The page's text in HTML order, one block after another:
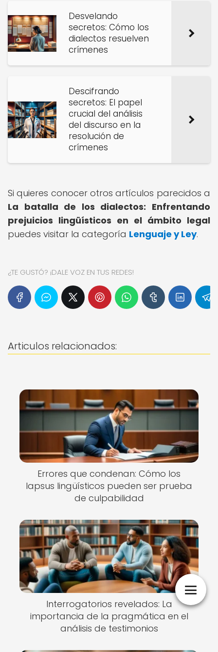
Desvelando
secretos: Cómo los
dialectos resuelven
crímenes
Descifrando
secretos: El papel
crucial del análisis
del discurso en la
resolución de
crímenes
Si quieres conocer otros artículos parecidos a
La batalla de los dialectos: Enfrentando
prejuicios lingüísticos en el ámbito legal
puedes visitar la categoría Lenguaje y Ley.
¿TE GUSTÓ? ¡DALE VOZ EN TUS REDES!
Articulos relacionados:
Errores que condenan: Cómo los
lapsus lingüísticos pueden ser prueba
de culpabilidad
Interrogatorios revelados: La
importancia de la pragmática en el
análisis de testimonios